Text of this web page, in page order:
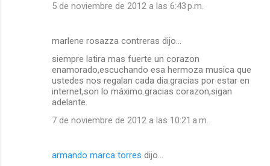
5 de noviembre de 2012 a las 6:43 p.m.
marlene rosazza contreras dijo…
siempre latira mas fuerte un corazon
enamorado,escuchando esa hermoza musica que
ustedes nos regalan cada dia.gracias por estar en
internet,son lo máximo.gracias corazon,sigan
adelante.
7 de noviembre de 2012 a las 10:21 a.m.
armando marca torres dijo…